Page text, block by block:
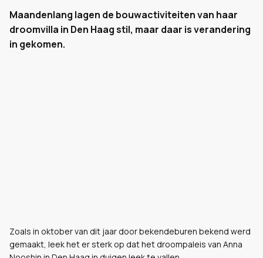
Maandenlang lagen de bouwactiviteiten van haar
droomvilla in Den Haag stil, maar daar is verandering
in gekomen.
Zoals in oktober van dit jaar door bekendeburen bekend werd
gemaakt, leek het er sterk op dat het droompaleis van Anna